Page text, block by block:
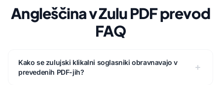
Angleščina v Zulu PDF prevod
FAQ
Kako se zulujski klikalni soglasniki obravnavajo v
prevedenih PDF-jih?